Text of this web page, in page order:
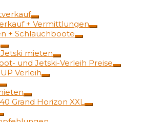
+ Vermittlungen
+ Schlauchboote
mieten
und Jetski-Verleih Preise
Verleih
Grand Horizon XXL